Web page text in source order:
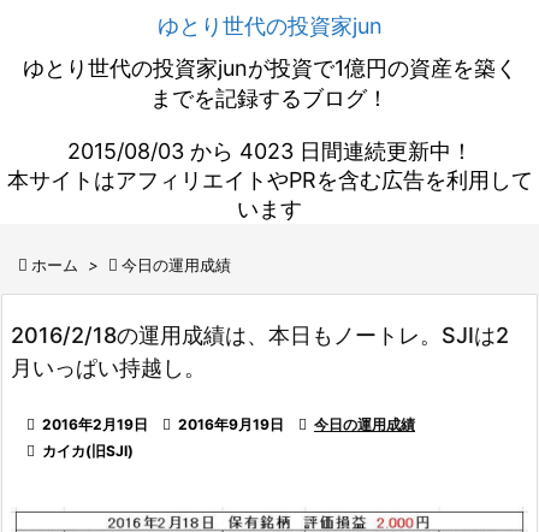
ゆとり世代の投資家jun
ゆとり世代の投資家junが投資で1億円の資産を築く
までを記録するブログ！
2015/08/03 から 4023 日間連続更新中！
本サイトはアフィリエイトやPRを含む広告を利用して
います
 ホーム >  今日の運用成績
2016/2/18の運用成績は、本日もノートレ。SJIは2
月いっぱい持越し。
 2016年2月19日  2016年9月19日  今日の運用成績
 カイカ(旧SJI)